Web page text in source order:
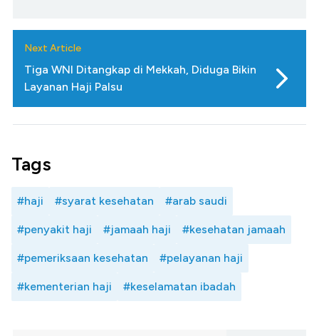
Next Article
Tiga WNI Ditangkap di Mekkah, Diduga Bikin
Layanan Haji Palsu
Tags
#haji #syarat kesehatan #arab saudi
#penyakit haji #jamaah haji #kesehatan jamaah
#pemeriksaan kesehatan #pelayanan haji
#kementerian haji #keselamatan ibadah